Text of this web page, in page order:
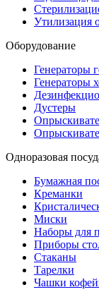
Утилизация
Оборудование
Генераторы
Генераторы
Дустеры
Одноразовая
Бумажная
Креманки
Миски
Наборы для
Приборы
Стаканы
Тарелки
Чашки